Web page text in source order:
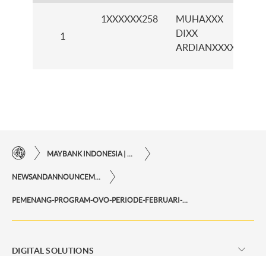
1
1XXXXXX258
MUHAXXX
DIXX
ARDIANXXXX
DIGITAL SOLUTIONS